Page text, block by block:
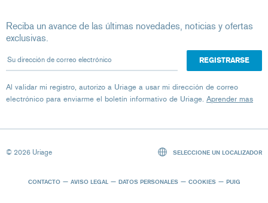
Reciba un avance de las últimas novedades, noticias y ofertas
exclusivas.
Su dirección de correo electrónico
Al validar mi registro, autorizo ​​a Uriage a usar mi dirección de correo
electrónico para enviarme el boletín informativo de Uriage. Aprender mas
© 2026 Uriage
CONTACTO AVISO LEGAL DATOS PERSONALES COOKIES PUIG
SELECCIONE UN LOCALIZADOR